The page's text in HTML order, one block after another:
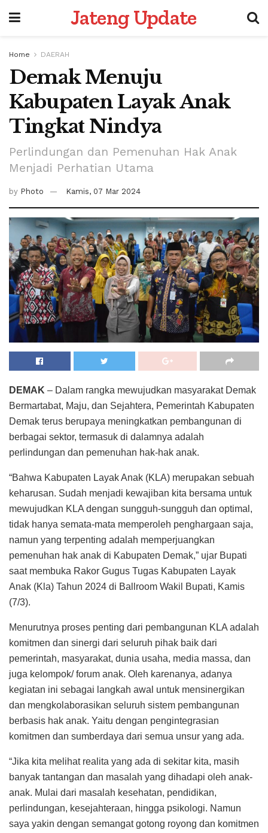
Jateng Update
Home DAERAH
Demak Menuju
Kabupaten Layak Anak
Tingkat Nindya
Perlindungan dan Pemenuhan Hak Anak
Menjadi Perhatian Utama
by Photo Kamis, 07 Mar 2024
DEMAK – Dalam rangka mewujudkan masyarakat Demak
Bermartabat, Maju, dan Sejahtera, Pemerintah Kabupaten
Demak terus berupaya meningkatkan pembangunan di
berbagai sektor, termasuk di dalamnya adalah
perlindungan dan pemenuhan hak-hak anak.
“Bahwa Kabupaten Layak Anak (KLA) merupakan sebuah
keharusan. Sudah menjadi kewajiban kita bersama untuk
mewujudkan KLA dengan sungguh-sungguh dan optimal,
tidak hanya semata-mata memperoleh penghargaan saja,
namun yang terpenting adalah memperjuangkan
pemenuhan hak anak di Kabupaten Demak,” ujar Bupati
saat membuka Rakor Gugus Tugas Kabupaten Layak
Anak (Kla) Tahun 2024 di Ballroom Wakil Bupati, Kamis
(7/3).
Menurutnya proses penting dari pembangunan KLA adalah
komitmen dan sinergi dari seluruh pihak baik dari
pemerintah, masyarakat, dunia usaha, media massa, dan
juga kelompok/ forum anak. Oleh karenanya, adanya
kegiatan ini sebagai langkah awal untuk mensinergikan
dan mengkolaborasikan seluruh sistem pembangunan
berbasis hak anak. Yaitu dengan pengintegrasian
komitmen dan sumberdaya dari semua unsur yang ada.
“Jika kita melihat realita yang ada di sekitar kita, masih
banyak tantangan dan masalah yang dihadapi oleh anak-
anak. Mulai dari masalah kesehatan, pendidikan,
perlindungan, kesejahteraan, hingga psikologi. Namun
saya yakin dengan semangat gotong royong dan komitmen